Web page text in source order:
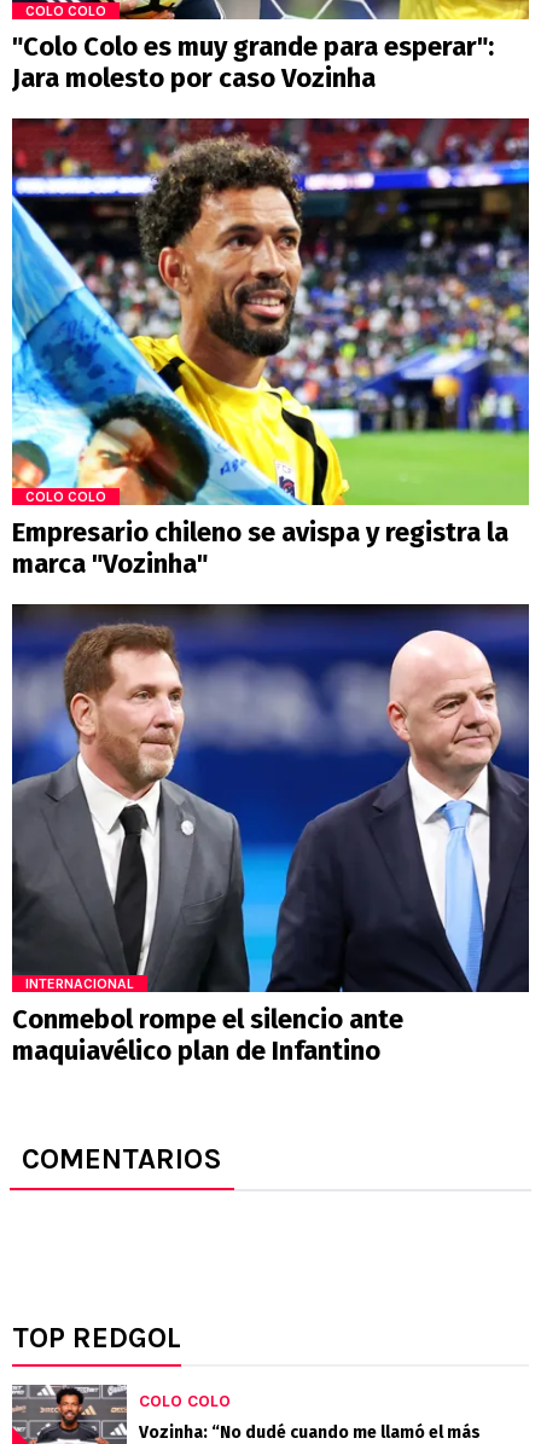
COLO COLO
"Colo Colo es muy grande para esperar":
Jara molesto por caso Vozinha
COLO COLO
Empresario chileno se avispa y registra la
marca "Vozinha"
INTERNACIONAL
Conmebol rompe el silencio ante
maquiavélico plan de Infantino
COMENTARIOS
TOP REDGOL
COLO COLO
Vozinha: “No dudé cuando me llamó el más